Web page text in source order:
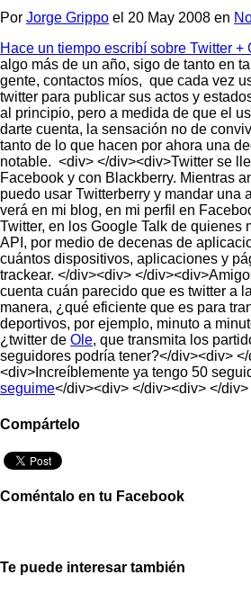
Por Jorge Grippo el 20 May 2008 en
Hace un tiempo escribí sobre Twitter +
algo más de un año, sigo de tanto en
gente, contactos míos, que cada vez
twitter para publicar sus actos y
al principio, pero a medida de que el
darte cuenta, la sensación no de
tanto de lo que hacen por ahora una
notable. <div> </div><div>Twitter se
Facebook y con Blackberry. Mientras
puedo usar Twitterberry y mandar una
verá en mi blog, en mi perfil en
Twitter, en los Google Talk de quienes
API, por medio de decenas de
cuántos dispositivos, aplicaciones y
trackear. </div><div> </
cuenta cuán parecido que es twitter a
manera, ¿qué eficiente que es para
deportivos, por ejemplo, minuto a
¿twitter de Ole, que transmita los
seguidores podría tener?</div><div>
<div>Increíblemente ya tengo 50
seguime</div><div> </div><div> </div>
Compártelo
Coméntalo en tu Facebook
Te puede interesar también